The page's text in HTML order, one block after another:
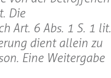
Die
Art. 6 Abs. 1 S. 1 lit.
dient allein zu
Eine Weitergabe